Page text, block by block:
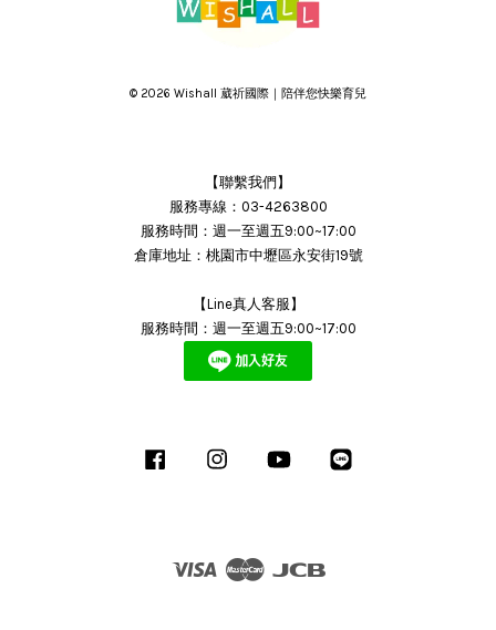
© 2026 Wishall 葳祈國際｜陪伴您快樂育兒
【聯繫我們】
服務專線：03-4263800
服務時間：週一至週五9:00~17:00
倉庫地址：桃園市中壢區永安街19號
【Line真人客服】
服務時間：週一至週五9:00~17:00
Facebook Instagram YouTube
Visa Master